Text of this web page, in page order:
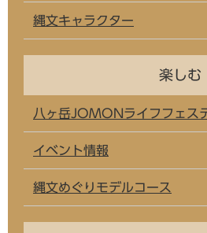
縄文キャラクター
楽しむ
八ヶ岳JOMONライフフェス
イベント情報
縄文めぐりモデルコース